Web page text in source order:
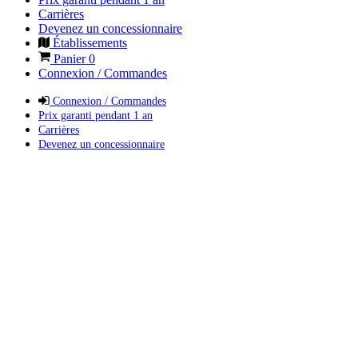
Carrières
Devenez un concessionnaire
Établissements
Panier0
Connexion / Commandes
Connexion / Commandes
Prix garanti pendant 1 an
Carrières
Devenez un concessionnaire